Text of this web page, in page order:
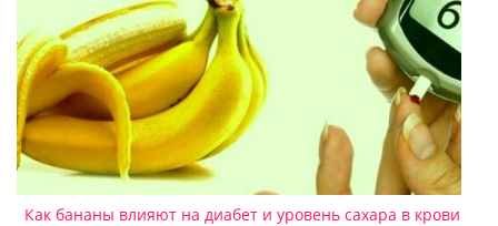
Как бананы влияют на диабет и уровень сахара в крови